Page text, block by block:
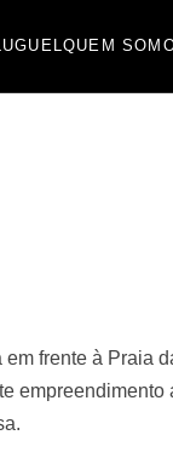
QUEM
frente à Praia
empreendimento